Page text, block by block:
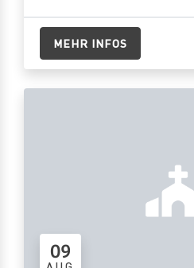
MEHR INFOS
09